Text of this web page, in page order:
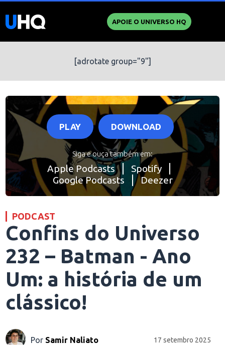
APOIE O UNIVERSO HQ
[adrotate group="9"]
PLAY DOWNLOAD
Siga e ouça também em:
Apple Podcasts
Spotify
Google Podcasts
Deezer
PODCAST
Confins do Universo
232 – Batman - Ano
Um: a história de um
clássico!
Por Samir Naliato 17 setembro 2025